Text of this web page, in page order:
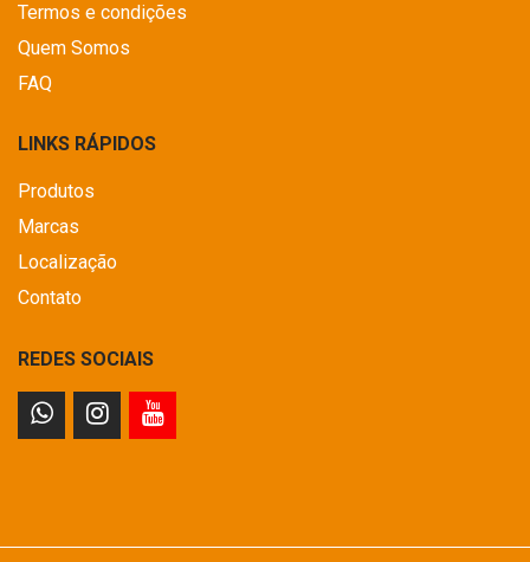
Termos e condições
Quem Somos
FAQ
LINKS RÁPIDOS
Produtos
Marcas
Localização
Contato
REDES SOCIAIS